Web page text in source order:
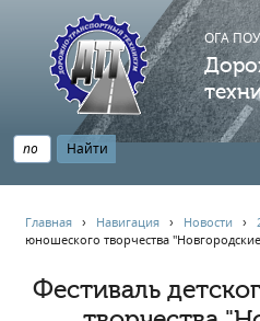
ОГА ПОУ
НАВИГАЦИЯ
Главная
Главная › Навигация › Новости ›
юношеского творчества
Фестиваль